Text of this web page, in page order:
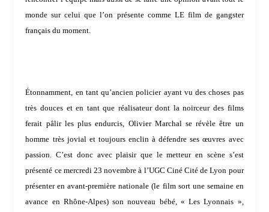
monde sur celui que l’on présente comme LE film de gangster
français du moment.
Étonnamment, en tant qu’ancien policier ayant vu des choses pas
très douces et en tant que réalisateur dont la noirceur des films
ferait pâlir les plus endurcis, Olivier Marchal se révèle être un
homme très jovial et toujours enclin à défendre ses œuvres avec
passion. C’est donc avec plaisir que le metteur en scène s’est
présenté ce mercredi 23 novembre à l’UGC Ciné Cité de Lyon pour
présenter en avant-première nationale (le film sort une semaine en
avance en Rhône-Alpes) son nouveau bébé, « Les Lyonnais »,